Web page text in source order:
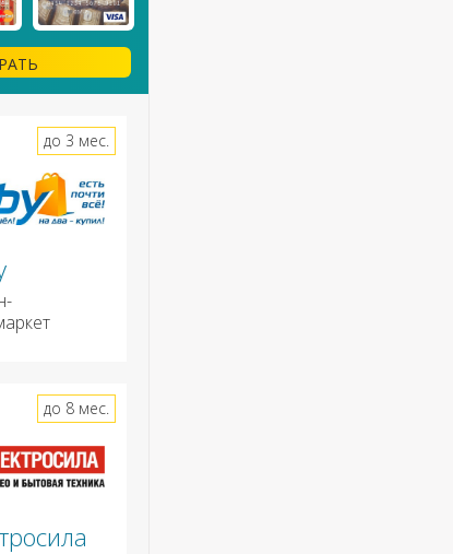
до 3 мес.
до 8 мес.